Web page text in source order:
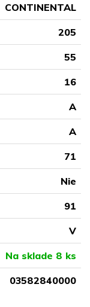
CONTINENTAL
205
55
16
A
A
71
Nie
91
V
Na sklade 8 ks
03582840000